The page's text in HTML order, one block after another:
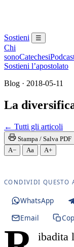
Sostieni ☰
Chi
sonoCatechesi
Sostieni l’apostolato
Blog · 2018-05-11
La
← Tutti gli articoli
Stampa / Salva PDF
A− Aa A+
CONDIVIDI QUESTO
WhatsApp
Email
ibadita